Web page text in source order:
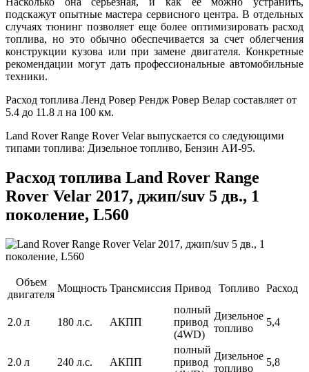
подскажут опытные мастера сервисного центра. В отдельных
случаях тюнинг позволяет еще более оптимизировать расход
топлива, но это обычно обеспечивается за счет облегчения
конструкции кузова или при замене двигателя. Конкретные
рекомендации могут дать профессиональные автомобильные
техники.
Расход топлива Ленд Ровер Рендж Ровер Велар составляет от
5.4 до 11.8 л на 100 км.
Land Rover Range Rover Velar выпускается со следующими
типами топлива: Дизельное топливо, Бензин АИ-95.
Расход топлива Land Rover Range
Rover Velar 2017, джип/suv 5 дв., 1
поколение, L560
Объем
двигателя
Мощность Трансмиссия Привод Топливо Расход
2.0 л 180 л.с. АКПП
полный
привод
(4WD)
Дизельное
топливо
5,4
2.0 л 240 л.с. АКПП
полный
привод
Дизельное
топливо
5,8